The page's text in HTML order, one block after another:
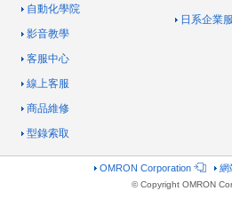
自動化學院
影音教學
客服中心
線上客服
商品維修
型錄索取
日系企業
OMRON Corporation 網
© Copyright OMRON